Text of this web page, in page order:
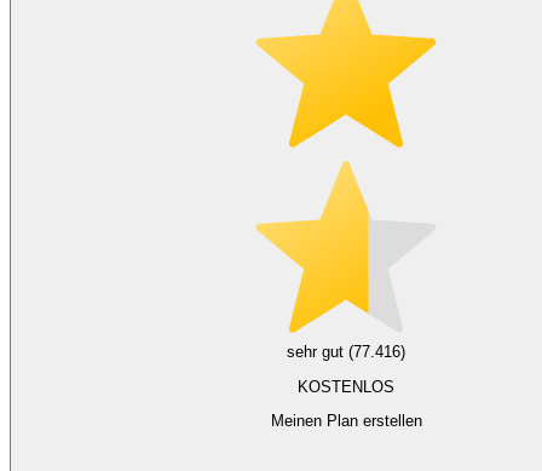
sehr gut (77.416)
KOSTENLOS
Meinen Plan erstellen